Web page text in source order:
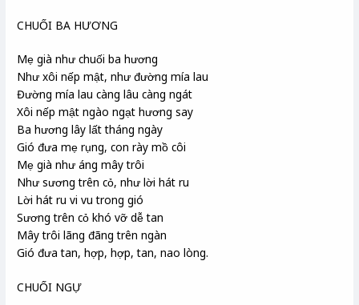
CHUỐI BA HƯƠNG
Mẹ già như chuối ba hương
Như xôi nếp mật, như đường mía lau
Đường mía lau càng lâu càng ngát
Xôi nếp mật ngào ngạt hương say
Ba hương lây lất tháng ngày
Gió đưa mẹ rụng, con rày mồ côi
Mẹ già như áng mây trôi
Như sương trên cỏ, như lời hát ru
Lời hát ru vi vu trong gió
Sương trên cỏ khó vỡ dễ tan
Mây trôi lãng đãng trên ngàn
Gió đưa tan, hợp, hợp, tan, nao lòng.
CHUỐI NGỰ